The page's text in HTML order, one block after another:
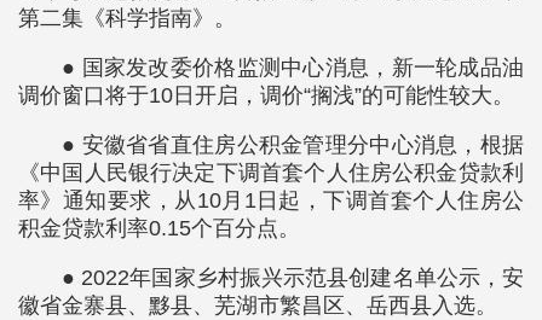
第二集《科学指南》。
● 国家发改委价格监测中心消息，新一轮成品油
调价窗口将于10日开启，调价“搁浅”的可能性较大。
● 安徽省省直住房公积金管理分中心消息，根据
《中国人民银行决定下调首套个人住房公积金贷款利
率》通知要求，从10月1日起，下调首套个人住房公
积金贷款利率0.15个百分点。
● 2022年国家乡村振兴示范县创建名单公示，安
徽省金寨县、黟县、芜湖市繁昌区、岳西县入选。